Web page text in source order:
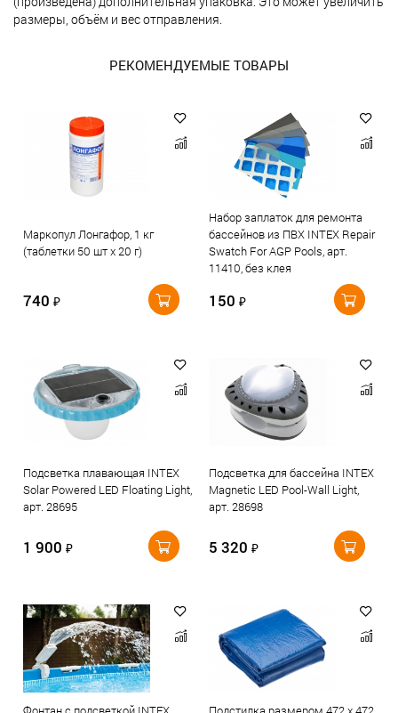
размеры, объём и вес отправления.
РЕКОМЕНДУЕМЫЕ ТОВАРЫ
Маркопул Лонгафор, 1 кг
(таблетки 50 шт х 20 г)
740 ₽
Набор заплаток для ремонта
бассейнов из ПВХ INTEX Repair
Swatch For AGP Pools, арт.
11410, без клея
150 ₽
Подсветка плавающая INTEX
Solar Powered LED Floating Light,
арт. 28695
1 900 ₽
Подсветка для бассейна INTEX
Magnetic LED Pool-Wall Light,
арт. 28698
5 320 ₽